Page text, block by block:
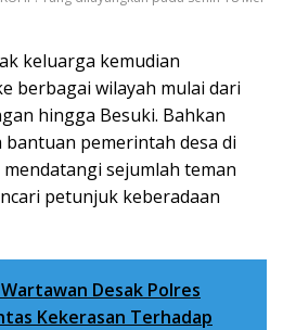
keluarga kemudian
berbagai wilayah mulai dari
hingga Besuki. Bahkan
pemerintah desa di
sejumlah teman
petunjuk keberadaan
Desak Polres
Kekerasan Terhadap